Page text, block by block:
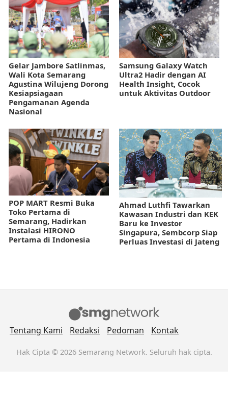
Gelar Jambore Satlinmas,
Wali Kota Semarang
Agustina Wilujeng Dorong
Kesiapsiagaan
Pengamanan Agenda
Nasional
Samsung Galaxy Watch
Ultra2 Hadir dengan AI
Health Insight, Cocok
untuk Aktivitas Outdoor
POP MART Resmi Buka
Toko Pertama di
Semarang, Hadirkan
Instalasi HIRONO
Pertama di Indonesia
Ahmad Luthfi Tawarkan
Kawasan Industri dan KEK
Baru ke Investor
Singapura, Sembcorp Siap
Perluas Investasi di Jateng
Tentang Kami Redaksi Pedoman Kontak
Hak Cipta © 2026 Semarang Network. Seluruh hak cipta.